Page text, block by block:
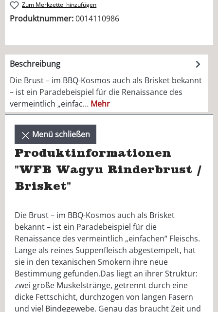
Zum Merkzettel hinzufügen
Produktnummer:0014110986
Beschreibung
Die Brust – im BBQ-Kosmos auch als Brisket bekannt
– ist ein Paradebeispiel für die Renaissance des
vermeintlich „einfac… Mehr
Menü schließen
Produktinformationen
"WFB Wagyu Rinderbrust /
Brisket"
Die Brust – im BBQ-Kosmos auch als Brisket
bekannt – ist ein Paradebeispiel für die
Renaissance des vermeintlich „einfachen“ Fleischs.
Lange als reines Suppenfleisch abgestempelt, hat
sie in den texanischen Smokern ihre neue
Bestimmung gefunden.Das liegt an ihrer Struktur:
zwei große Muskelstränge, getrennt durch eine
dicke Fettschicht, durchzogen von langen Fasern
und viel Bindegewebe. Genau das braucht Zeit und